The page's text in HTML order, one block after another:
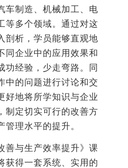
车制造、机械加工、电
等多个领域。通过对这
剖析，学员能够直观地
同企业中的应用效果和
功经验，少走弯路。同
中的问题进行讨论和交
好地将所学知识与企业
制定切实可行的改善方
管理水平的提升。
善与生产效率提升》课
获得一套系统、实用的